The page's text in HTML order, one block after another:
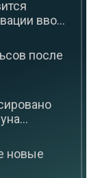
вво...
после
новые